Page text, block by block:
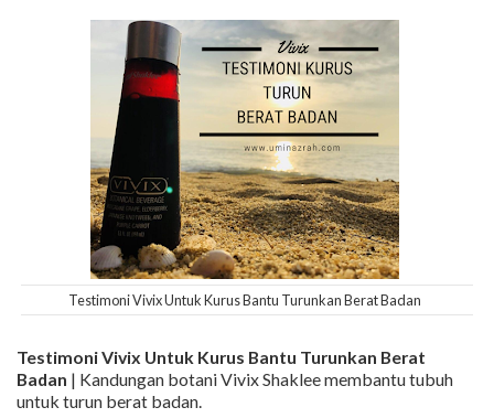
Testimoni Vivix Untuk Kurus Bantu Turunkan Berat Badan
Testimoni Vivix Untuk Kurus Bantu Turunkan Berat
Badan | Kandungan botani Vivix Shaklee membantu tubuh
untuk turun berat badan.